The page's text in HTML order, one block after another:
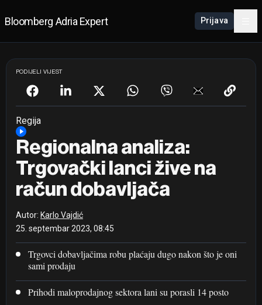
Bloomberg Adria Expert Prijava
PODIJELI VIJEST
Regija
Regionalna analiza:
Trgovački lanci žive na
račun dobavljača
Autor: Karlo Vajdić
25. septembar 2023, 08:45
Trgovci dobavljačima robu plaćaju dugo nakon što je oni
sami prodaju
Prihodi maloprodajnog sektora lani su porasli 14 posto